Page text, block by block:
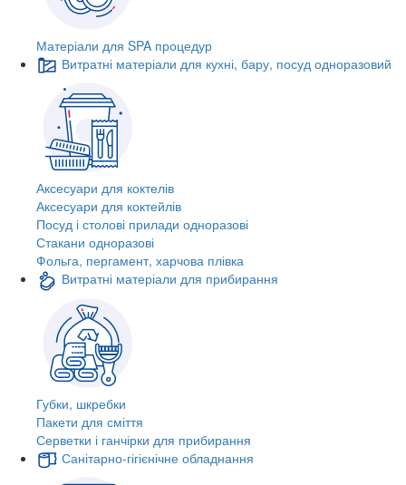
Матеріали для SPA процедур
Витратні матеріали для кухні, бару, посуд одноразовий
Аксесуари для коктелів
Аксесуари для коктейлів
Посуд і столові прилади одноразові
Стакани одноразові
Фольга, пергамент, харчова плівка
Витратні матеріали для прибирання
Губки, шкребки
Пакети для сміття
Серветки і ганчірки для прибирання
Санітарно-гігієнічне обладнання